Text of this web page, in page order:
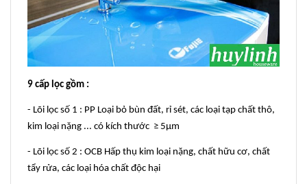
9 cấp lọc gồm :
- Lõi lọc số 1 : PP Loại bỏ bùn đất, rỉ sét, các loại tạp chất thô,
kim loại nặng ... có kích thước ≥ 5µm
- Lõi lọc số 2 : OCB Hấp thụ kim loại nặng, chất hữu cơ, chất
tẩy rửa, các loại hóa chất độc hại